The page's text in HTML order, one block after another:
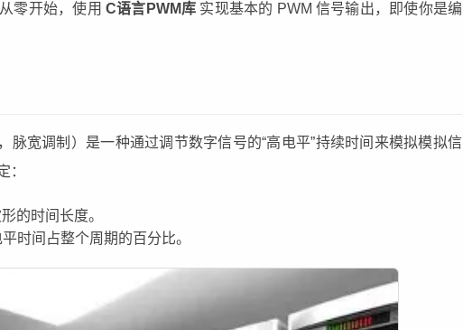
零开始，使用 C语言PWM库 实现基本的 PWM 信号输出，即使你是编
脉宽调制）是一种通过调节数字信号的“高电平”持续时间来模拟模拟信
：
的时间长度。
平时间占整个周期的百分比。